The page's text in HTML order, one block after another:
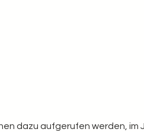
dazu aufgerufen werden, im